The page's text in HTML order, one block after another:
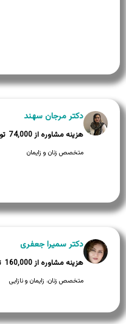
دکتر مرجان سهند
74,000
متخصص زنان و زایمان
دکتر سمیرا جعفری
160,000
متخصص زنان، زایمان و نازایی